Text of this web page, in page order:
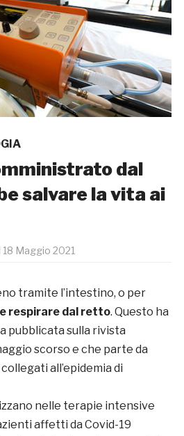
dal
salvare la vita ai
18 Maggio 2021
tramite l’intestino, o per
respirare dal retto. Questo ha
pubblicata sulla rivista
scorso e che parte da
all’epidemia di
nelle terapie intensive
affetti da Covid-19